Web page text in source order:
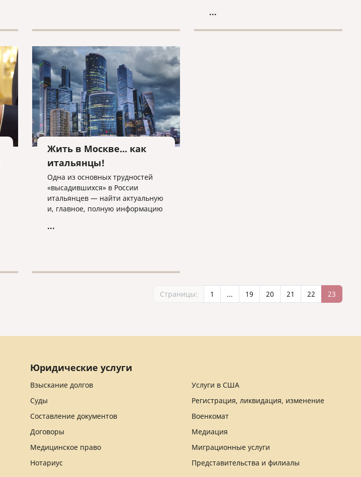
орган ФМС в соответствии с
...
Жить в Москве... как
итальянцы!
Одна из основных трудностей
«высадившихся» в России
итальянцев — найти актуальную
и, главное, полную информацию
...
Страницы: 1 ... 19 20 21 22 23
Юридические услуги
Взыскание долгов
Услуги в США
Суды
Регистрация, ликвидация, изменение
Составление документов
Военкомат
Договоры
Медиация
Медицинское право
Миграционные услуги
Нотариус
Представительства и филиалы